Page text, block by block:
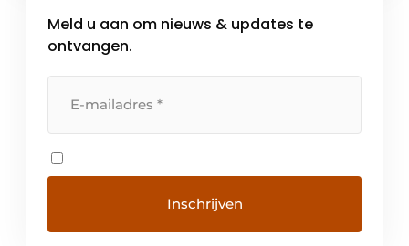
Meld u aan om nieuws & updates te
ontvangen.